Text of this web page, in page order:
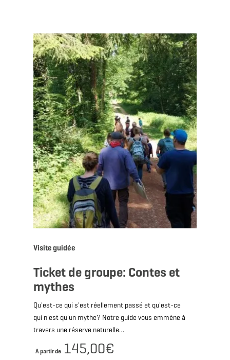
Visite guidée
Ticket de groupe: Contes et
mythes
Qu'est-ce qui s'est réellement passé et qu'est-ce
qui n'est qu'un mythe? Notre guide vous emmène à
travers une réserve naturelle…
A partir de 145,00€